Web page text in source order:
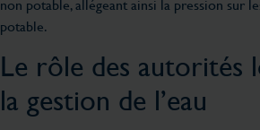
potable.
Le rôle des autorités
la gestion de l’eau